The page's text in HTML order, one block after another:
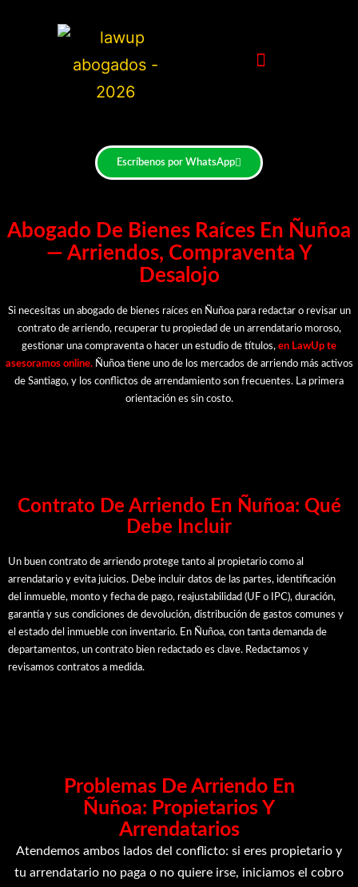
Escríbenos por WhatsApp
Abogado De Bienes Raíces En Ñuñoa
— Arriendos, Compraventa Y
Desalojo
Si necesitas un abogado de bienes raíces en Ñuñoapara redactar o revisar un
contrato de arriendo, recuperar tu propiedad de un arrendatario moroso,
gestionar una compraventa o hacer un estudio de títulos, en LawUp te
asesoramos online.Ñuñoa tiene uno de los mercados de arriendo más activos
de Santiago, y los conflictos de arrendamiento son frecuentes. La primera
orientación es sin costo.
Contrato De Arriendo En Ñuñoa: Qué
Debe Incluir
Un buen contrato de arriendo protege tanto al propietario como al
arrendatario y evita juicios. Debe incluir datos de las partes, identificación
del inmueble, monto y fecha de pago, reajustabilidad (UF o IPC), duración,
garantía y sus condiciones de devolución, distribución de gastos comunes y
el estado del inmueble con inventario. En Ñuñoa, con tanta demanda de
departamentos, un contrato bien redactado es clave. Redactamos y
revisamos contratos a medida.
Problemas De Arriendo En
Ñuñoa: Propietarios Y
Arrendatarios
Atendemos ambos lados del conflicto: si eres propietario y
tu arrendatario no paga o no quiere irse, iniciamos el cobro